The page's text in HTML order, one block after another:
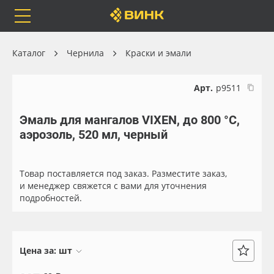
Каталог
Бренды
Оплата
Весь каталог
Самоклеящиеся плёнки
Чернила
Каталог Чернила Краски и эмали
Арт. р9511
Эмаль для мангалов VIXEN, до 800 °С,
аэрозоль, 520 мл, черный
Товар поставляется под заказ. Разместите заказ,
и менеджер свяжется с вами для уточнения
подробностей.
Цена за: шт